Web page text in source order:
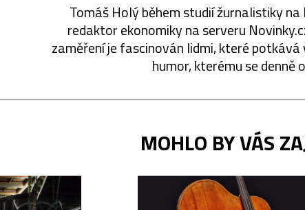
Tomáš Holý během studií žurnalistiky na
redaktor ekonomiky na serveru
zaměření je fascinován lidmi, které potkává
humor, kterému se denně
MOHLO BY VÁS